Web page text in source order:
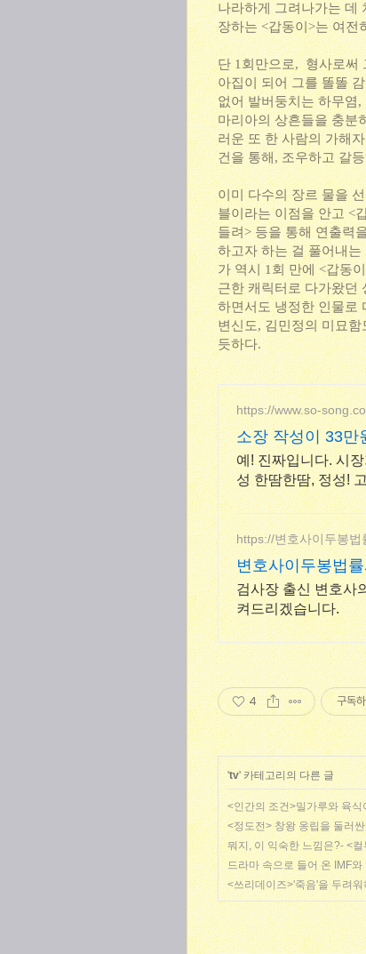
나라하게 그려나가는 데
장하는 <갑동이>는 여
단 1회만으로, 형사로써
아집이 되어 그를 똘똘
없어 발버둥치는 하무염
마리아의 상흔들을 충분
러운 또 한 사람의 가해
건을 통해, 조우하고 갈
이미 다수의 장르 물을
블이라는 이점을 안고 <
들려> 등을 통해 연출력
하고자 하는 걸 풀어내
가 역시 1회 만에 <갑동
근한 캐릭터로 다가왔던
하면서도 냉정한 인물로
변신도, 김민정의 미묘
듯하다.
https://www.so-
소장 작성이 33만
예! 진짜입니다. 시
성 한땀한땀, 정성!
https://변호사이두봉법
변호사이두봉법
검사장 출신 변호사
켜드리겠습니다.
4 구독
'tv' 카테고리의 다른 글
<인간의 조건>밀가루와 육
<정도전> 창왕 옹립을 둘러
뭐지, 이 익숙한 느낌은?- <
드라마 속으로 들어 온 IMF
<쓰리데이즈>'죽음'을 두려